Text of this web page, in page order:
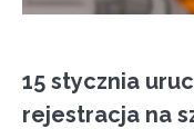
15 stycznia
rejestracja na